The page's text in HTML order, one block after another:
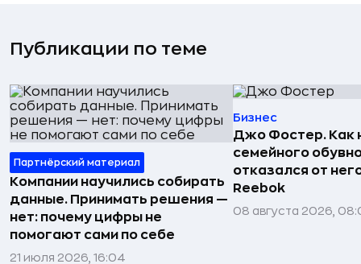
Публикации по теме
Партнёрский материал
Компании научились собирать
данные. Принимать решения —
нет: почему цифры не
помогают сами по себе
21 июля 2026, 16:04
Бизнес
Джо Фостер. Как
семейного
отказался от
Reebok
08 августа 2026,